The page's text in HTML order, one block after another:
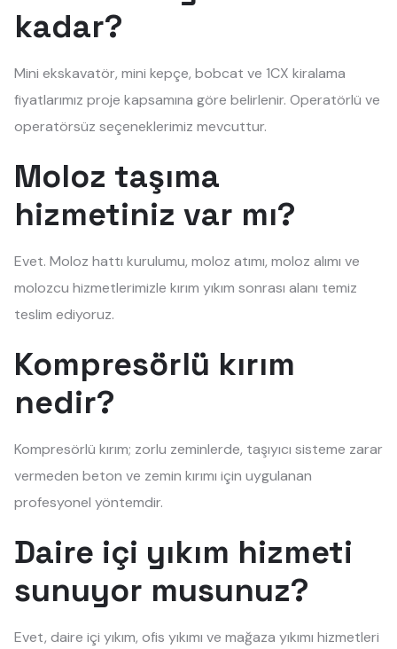
kadar?
Mini ekskavatör, mini kepçe, bobcat ve 1CX kiralama
fiyatlarımız proje kapsamına göre belirlenir. Operatörlü ve
operatörsüz seçeneklerimiz mevcuttur.
Moloz taşıma
hizmetiniz var mı?
Evet. Moloz hattı kurulumu, moloz atımı, moloz alımı ve
molozcu hizmetlerimizle kırım yıkım sonrası alanı temiz
teslim ediyoruz.
Kompresörlü kırım
nedir?
Kompresörlü kırım; zorlu zeminlerde, taşıyıcı sisteme zarar
vermeden beton ve zemin kırımı için uygulanan
profesyonel yöntemdir.
Daire içi yıkım hizmeti
sunuyor musunuz?
Evet, daire içi yıkım, ofis yıkımı ve mağaza yıkımı hizmetleri